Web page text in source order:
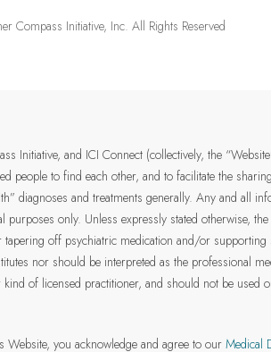
Compass Initiative, Inc. All Rights Reserved
Initiative, and ICI Connect (collectively, the
people to find each other, and to facilitate the
diagnoses and treatments generally. Any and all
purposes only. Unless expressly stated otherwise,
off psychiatric medication and/or
nor should be interpreted as the professional
of licensed practitioner, and should not be used
Website, you acknowledge and agree to ourMedical